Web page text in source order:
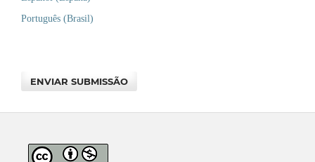
Português (Brasil)
ENVIAR SUBMISSÃO